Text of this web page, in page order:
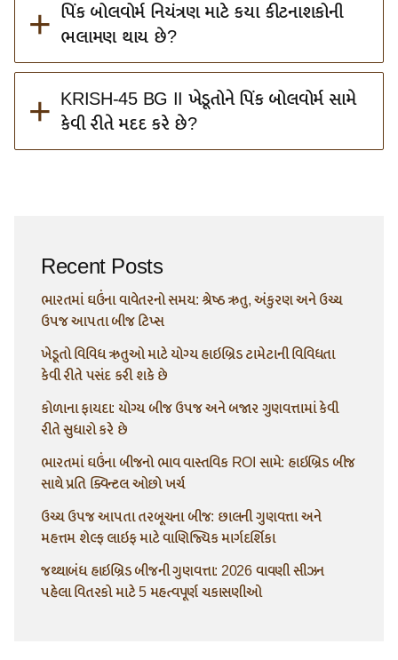
+ પિંક બોલવોર્મ નિયંત્રણ માટે કયા કીટનાશકોની
ભલામણ થાય છે?
+ KRISH-45 BG II ખેડૂતોને પિંક બોલવોર્મ સામે
કેવી રીતે મદદ કરે છે?
Recent Posts
ભારતમાં ઘઉંના વાવેતરનો સમય: શ્રેષ્ઠ ઋતુ, અંકુરણ અને ઉચ્ચ
ઉપજ આપતા બીજ ટિપ્સ
ખેડૂતો વિવિધ ઋતુઓ માટે યોગ્ય હાઇબ્રિડ ટામેટાની વિવિધતા
કેવી રીતે પસંદ કરી શકે છે
કોળાના ફાયદા: યોગ્ય બીજ ઉપજ અને બજાર ગુણવત્તામાં કેવી
રીતે સુધારો કરે છે
ભારતમાં ઘઉંના બીજનો ભાવ વાસ્તવિક ROI સામે: હાઇબ્રિડ બીજ
સાથે પ્રતિ ક્વિન્ટલ ઓછો ખર્ચ
ઉચ્ચ ઉપજ આપતા તરબૂચના બીજ: છાલની ગુણવત્તા અને
મહત્તમ શેલ્ફ લાઇફ માટે વાણિજ્યિક માર્ગદર્શિકા
જથ્થાબંધ હાઇબ્રિડ બીજની ગુણવત્તા: 2026 વાવણી સીઝન
પહેલા વિતરકો માટે 5 મહત્વપૂર્ણ ચકાસણીઓ